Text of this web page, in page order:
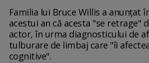
Familia lui Bruce Willis a anunțat
acestui an că acesta "se retrage"
actor, în urma diagnosticului de
tulburare de limbaj care "îi
cognitive".